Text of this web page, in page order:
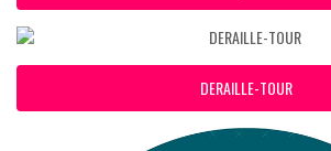
DERAILLE-TOUR